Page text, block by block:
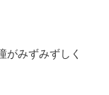
がみずみずしく